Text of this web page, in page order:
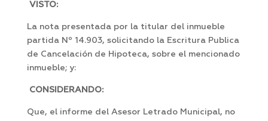
VISTO:
La nota presentada por la titular del inmueble
partida Nº 14.903, solicitando la Escritura Publica
de Cancelación de Hipoteca, sobre el mencionado
inmueble; y:
CONSIDERANDO:
Que, el informe del Asesor Letrado Municipal, no